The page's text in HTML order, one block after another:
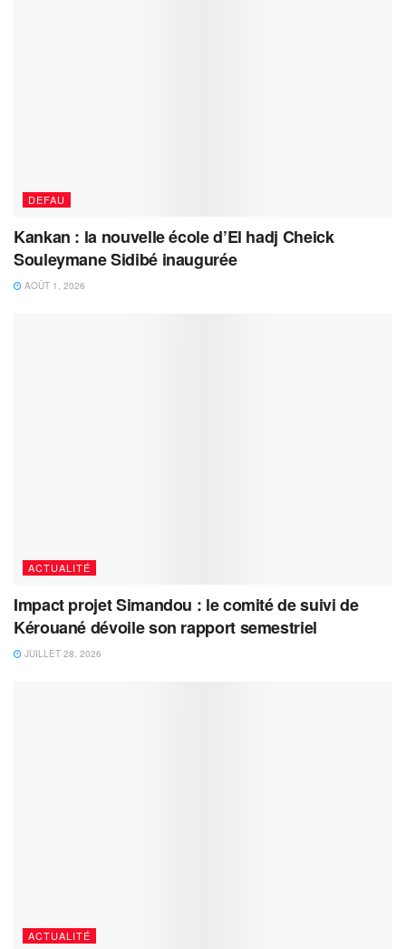
DEFAU
Kankan : la nouvelle école d’El hadj Cheick
Souleymane Sidibé inaugurée
AOÛT 1, 2026
ACTUALITÉ
Impact projet Simandou : le comité de suivi de
Kérouané dévoile son rapport semestriel
JUILLET 28, 2026
ACTUALITÉ